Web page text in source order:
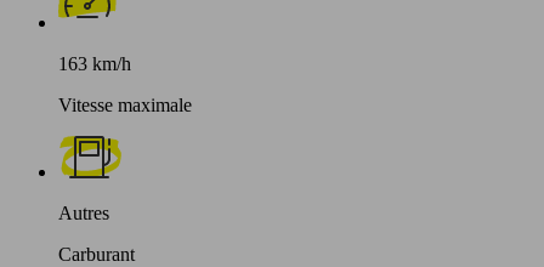
163 km/h
Vitesse maximale
Autres
Carburant